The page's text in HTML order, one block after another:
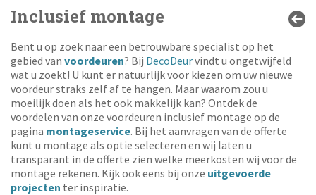
Inclusief montage
Bent u op zoek naar een betrouwbare specialist op het
gebied van voordeuren? Bij DecoDeurvindt u ongetwijfeld
wat u zoekt! U kunt er natuurlijk voor kiezen om uw nieuwe
voordeur straks zelf af te hangen. Maar waarom zou u
moeilijk doen als het ook makkelijk kan? Ontdek de
voordelen van onze voordeuren inclusief montage op de
pagina montageservice. Bij het aanvragen van de offerte
kunt u montage als optie selecteren en wij laten u
transparant in de offerte zien welke meerkosten wij voor de
montage rekenen. Kijk ook eens bij onze uitgevoerde
projecten ter inspiratie.